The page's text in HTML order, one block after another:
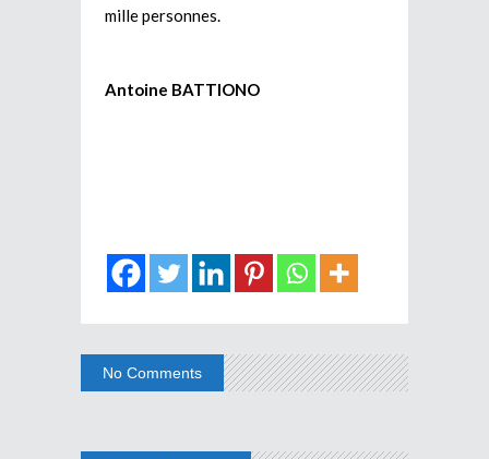
mille personnes.
Antoine BATTIONO
No Comments